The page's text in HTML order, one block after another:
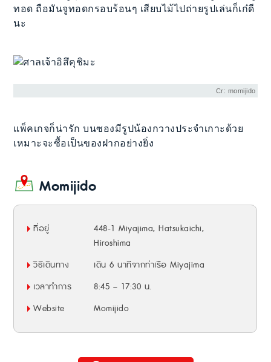
ทอด ถือมันจูทอดกรอบร้อนๆ เสียบไม้ไปถ่ายรูปเล่นก็เก๋ดี
นะ
Cr: momijido
แพ็คเกจก็น่ารัก บนซองมีรูปน้องกวางประจำเกาะด้วย
เหมาะจะซื้อเป็นของฝากอย่างยิ่ง
Momijido
ที่อยู่
448-1 Miyajima, Hatsukaichi,
Hiroshima
วิธีเดินทาง
เดิน 6 นาทีจากท่าเรือ Miyajima
เวลาทำการ
8:45 – 17:30 น.
Website
Momijido